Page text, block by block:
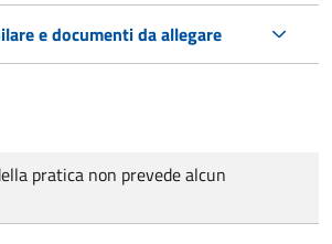
e documenti da allegare
pratica non prevede alcun